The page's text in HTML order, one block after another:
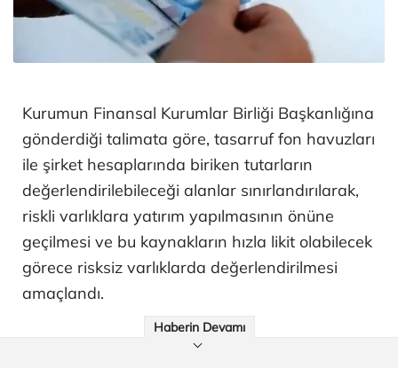
Kurumun Finansal Kurumlar Birliği Başkanlığına
gönderdiği talimata göre, tasarruf fon havuzları
ile şirket hesaplarında biriken tutarların
değerlendirilebileceği alanlar sınırlandırılarak,
riskli varlıklara yatırım yapılmasının önüne
geçilmesi ve bu kaynakların hızla likit olabilecek
görece risksiz varlıklarda değerlendirilmesi
amaçlandı.
Haberin Devamı